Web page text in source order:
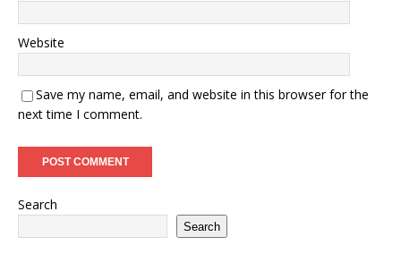
Website
Save my name, email, and website in this browser for the
next time I comment.
Search
Search